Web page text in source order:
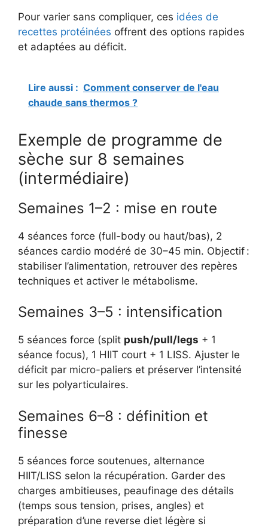
Pour varier sans compliquer, ces idées de
recettes protéinées offrent des options rapides
et adaptées au déficit.
Lire aussi : Comment conserver de l'eau
chaude sans thermos ?
Exemple de programme de
sèche sur 8 semaines
(intermédiaire)
Semaines 1–2 : mise en route
4 séances force (full-body ou haut/bas), 2
séances cardio modéré de 30–45 min. Objectif :
stabiliser l’alimentation, retrouver des repères
techniques et activer le métabolisme.
Semaines 3–5 : intensification
5 séances force (split push/pull/legs + 1
séance focus), 1 HIIT court + 1 LISS. Ajuster le
déficit par micro-paliers et préserver l’intensité
sur les polyarticulaires.
Semaines 6–8 : définition et
finesse
5 séances force soutenues, alternance
HIIT/LISS selon la récupération. Garder des
charges ambitieuses, peaufinage des détails
(temps sous tension, prises, angles) et
préparation d’une reverse diet légère si